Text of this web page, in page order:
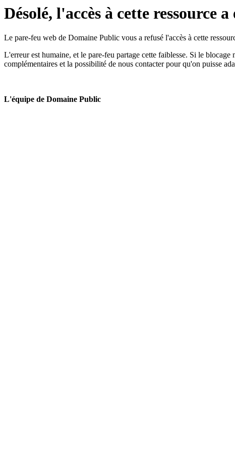
Désolé, l'accès à cette ressource
Le pare-feu web de Domaine Public vous a refusé l'accès à cette
L'erreur est humaine, et le pare-feu partage cette faiblesse. Si le
complémentaires et la possibilité de nous contacter pour qu'on puisse
L'équipe de Domaine Public